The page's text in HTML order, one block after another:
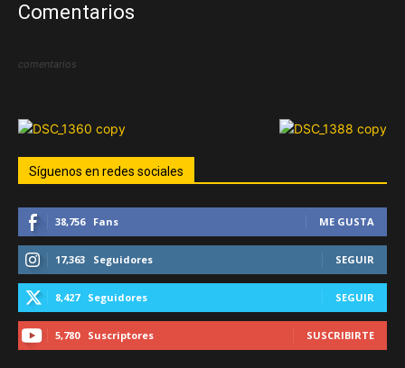
Comentarios
comentarios
Síguenos en redes sociales
38,756 Fans ME GUSTA
17,363 Seguidores SEGUIR
8,427 Seguidores SEGUIR
5,780 Suscriptores SUSCRIBIRTE